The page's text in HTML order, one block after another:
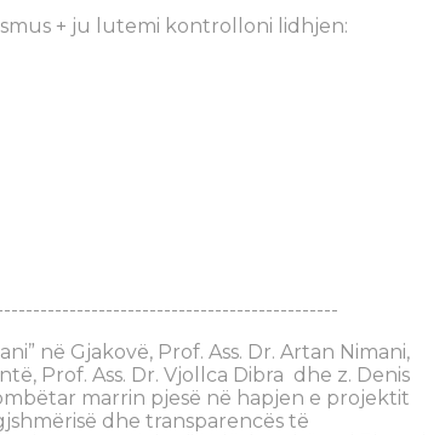
+ ju lutemi kontrolloni lidhjen:
në Gjakovë, Prof. Ass. Dr. Artan Nimani,
Prof. Ass. Dr. Vjollca Dibra dhe z. Denis
marrin pjesë në hapjen e projektit
dhe transparencës të